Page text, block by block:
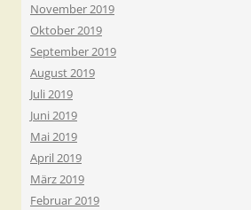
November 2019
Oktober 2019
September 2019
August 2019
Juli 2019
Juni 2019
Mai 2019
April 2019
März 2019
Februar 2019